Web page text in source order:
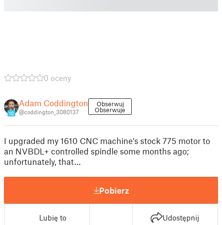
0 oceny
10
Adam Coddington
@coddington_3080137
Obserwuj
Obserwuje
I upgraded my 1610 CNC machine's stock 775 motor to
an NVBDL+ controlled spindle some months ago;
unfortunately, that…
Pobierz
Lubię to Udostępnij